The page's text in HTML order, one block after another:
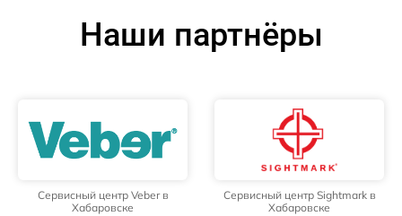
Наши партнёры
Сервисный центр Veber в
Хабаровске
Сервисный центр Sightmark в
Хабаровске